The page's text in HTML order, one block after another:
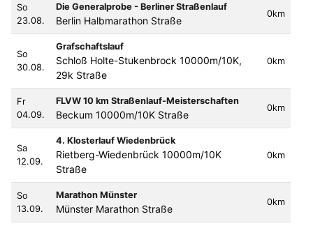
So
23.08.
Die Generalprobe - Berliner Straßenlauf
Berlin Halbmarathon Straße
0km
So
30.08.
Grafschaftslauf
Schloß Holte-Stukenbrock 10000m/10K,
29k Straße
0km
Fr
04.09.
FLVW 10 km Straßenlauf-Meisterschaften
Beckum 10000m/10K Straße
0km
Sa
12.09.
4. Klosterlauf Wiedenbrück
Rietberg-Wiedenbrück 10000m/10K
Straße
0km
So
13.09.
Marathon Münster
Münster Marathon Straße
0km